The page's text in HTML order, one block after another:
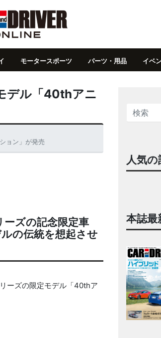
モータースポーツ パーツ・用品 イベ
デル「40thアニ
ョン」が発売
ズの記念限定車
の伝統を想起させ
ーズの限定モデル「40thア
人気の
本誌最